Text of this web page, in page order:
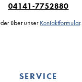
04141-7752880
über unser Kontaktformular.
SERVICE